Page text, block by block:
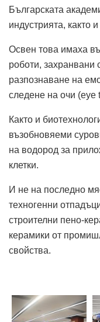
Българската
индустрията, както
Освен това имаха
роботи, захранвани
разпознаване на
следене на очи (eye
Както и
възобновяеми
на водород за
клетки.
И не на последно
техногенни
строителни пено-
керамики oт
свойства.